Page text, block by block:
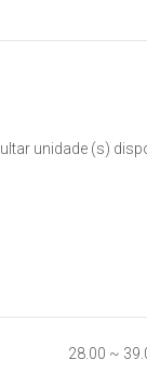
unidade (s)
28.00 ~ 39